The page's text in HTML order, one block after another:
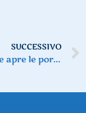
SUCCESSIVO
Il suono che apre le porte – Meditazione con strumenti sacri